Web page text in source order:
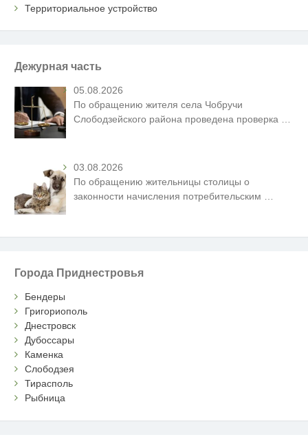
Территориальное устройство
Дежурная часть
05.08.2026
По обращению жителя села Чобручи
Слободзейского района проведена проверка …
03.08.2026
По обращению жительницы столицы о
законности начисления потребительским
Города Приднестровья
Бендеры
Григориополь
Днестровск
Дубоссары
Каменка
Слободзея
Тирасполь
Рыбница